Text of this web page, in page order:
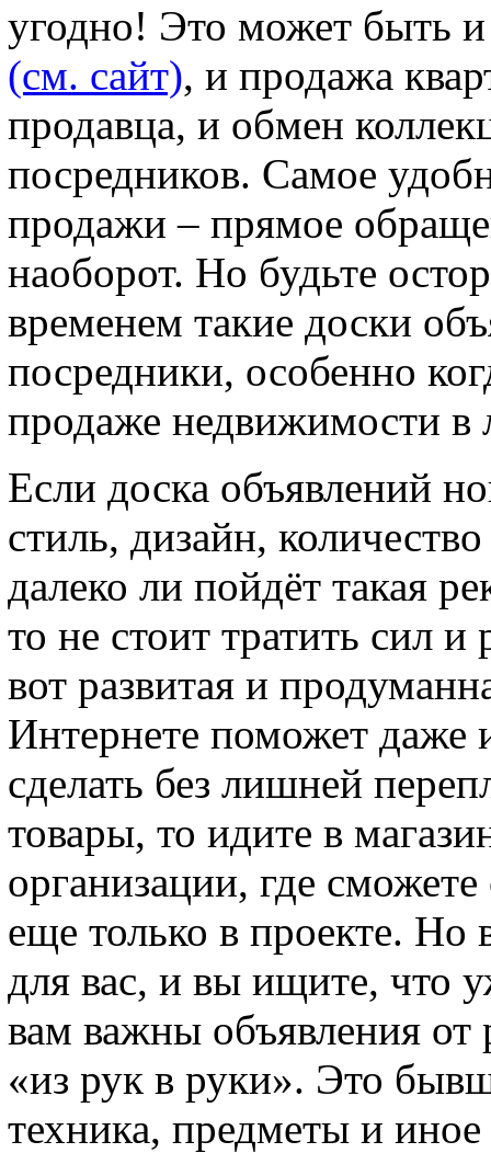
угодно! Это может быть и
(см. сайт), и продажа
продавца, и обмен
посредников. Самое
продажи – прямое
наоборот. Но будьте
временем такие доски
посредники, особенно
продаже недвижимости в
Если доска объявлений
стиль, дизайн,
далеко ли пойдёт такая
то не стоит тратить сил
вот развитая и
Интернете поможет даже
сделать без лишней
товары, то идите в
организации, где сможете
еще только в проекте. Но
для вас, и вы ищите, что
вам важны объявления от
«из рук в руки». Это
техника, предметы и